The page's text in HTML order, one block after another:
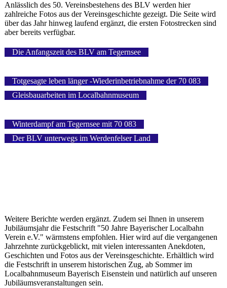
Anlässlich des 50. Vereinsbestehens des BLV werden hier
zahlreiche Fotos aus der Vereinsgeschichte gezeigt. Die Seite wird
über das Jahr hinweg laufend ergänzt, die ersten Fotostrecken sind
aber bereits verfügbar.
Die Anfangszeit des BLV am Tegernsee
Totgesagte leben länger -Wiederinbetriebnahme der 70 083
Gleisbauarbeiten im Localbahnmuseum
Winterdampf am Tegernsee mit 70 083
Der BLV unterwegs im Werdenfelser Land
Weitere Berichte werden ergänzt. Zudem sei Ihnen in unserem
Jubiläumsjahr die Festschrift "50 Jahre Bayerischer Localbahn
Verein e.V." wärmstens empfohlen. Hier wird auf die vergangenen
Jahrzehnte zurückgeblickt, mit vielen interessanten Anekdoten,
Geschichten und Fotos aus der Vereinsgeschichte. Erhältlich wird
die Festschrift in unserem historischen Zug, ab Sommer im
Localbahnmuseum Bayerisch Eisenstein und natürlich auf unseren
Jubiläumsveranstaltungen sein.